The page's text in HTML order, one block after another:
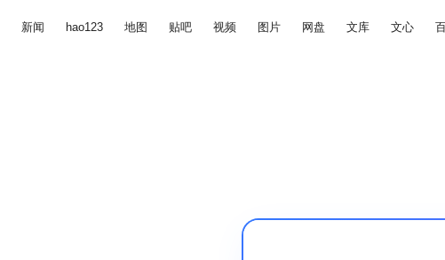
新闻 hao123 地图 贴吧 视频 图片 网盘 文库 文心